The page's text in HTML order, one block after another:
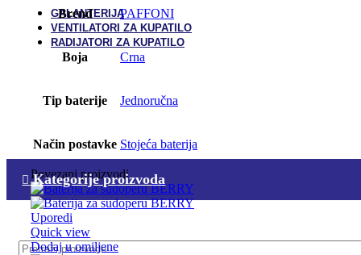
GALANTERIJA
VENTILATORI ZA KUPATILO
RADIJATORI ZA KUPATILO
0,00
Kategorije proizvoda
Brend PAFFONI
Boja Crna
Tip baterije Jednoručna
Način postavke Stojeća baterija
Povezani proizvodi
Uporedi
Quick view
Dodaj u omiljene